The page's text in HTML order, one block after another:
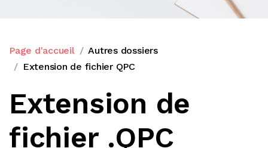
Page d'accueil
Autres dossiers
Extension de fichier QPC
Extension de
fichier .QPC